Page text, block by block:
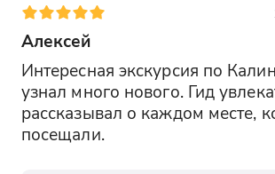
Алексей
Интересная экскурсия по
узнал много нового. Гид
рассказывал о каждом месте,
посещали.